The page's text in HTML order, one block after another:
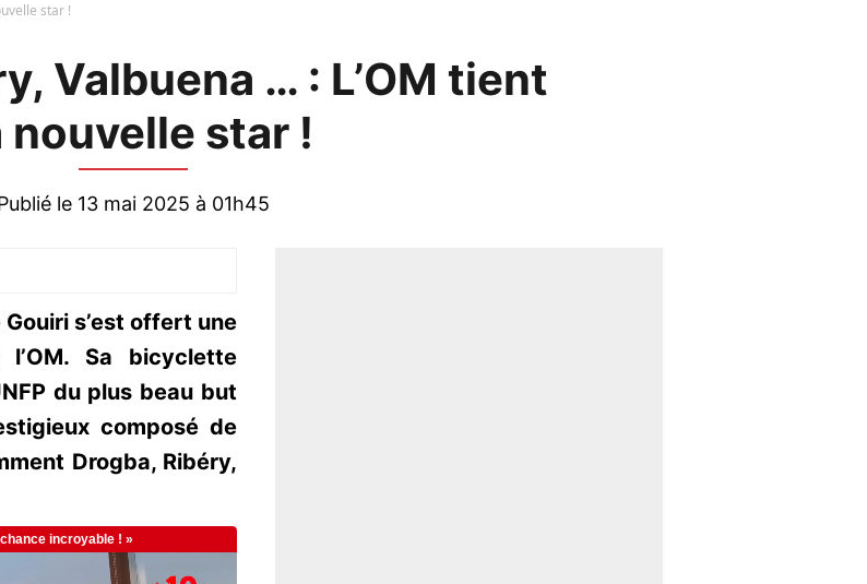
star !
Valbuena … : L’OM tient
nouvelle star !
le 13 mai 2025 à 01h45
s’est offert une
Sa bicyclette
du plus beau but
composé de
Drogba, Ribéry,